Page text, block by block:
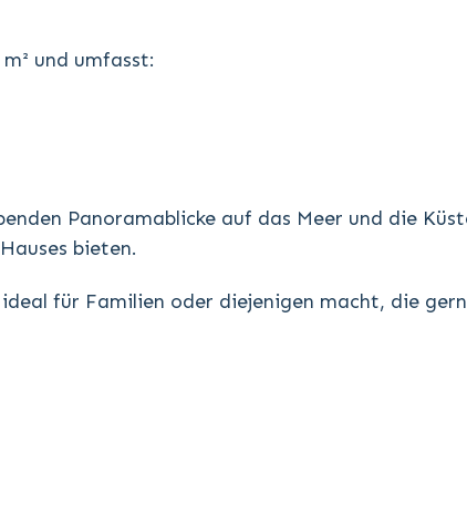
und umfasst:
Panoramablicke auf das Meer und die
bieten.
für Familien oder diejenigen macht, die